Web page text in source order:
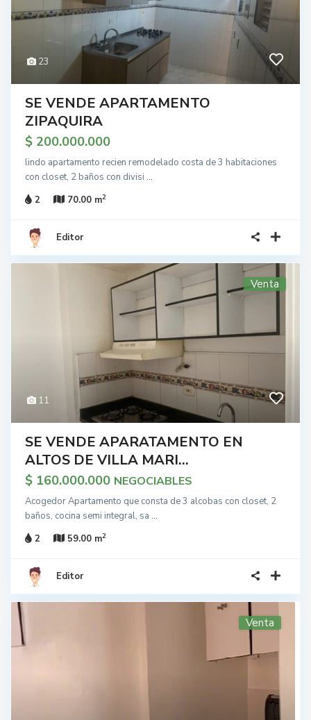
23
SE VENDE APARTAMENTO
ZIPAQUIRA
$ 200.000.000
lindo apartamento recien remodelado costa de 3 habitaciones
con closet, 2 baños con divisi ...
2
70.00 m2
Editor
11
Venta
SE VENDE APARATAMENTO EN
ALTOS DE VILLA MARI...
$ 160.000.000 NEGOCIABLES
Acogedor Apartamento que consta de 3 alcobas con closet, 2
baños, cocina semi integral, sa ...
2
59.00 m2
Editor
Venta